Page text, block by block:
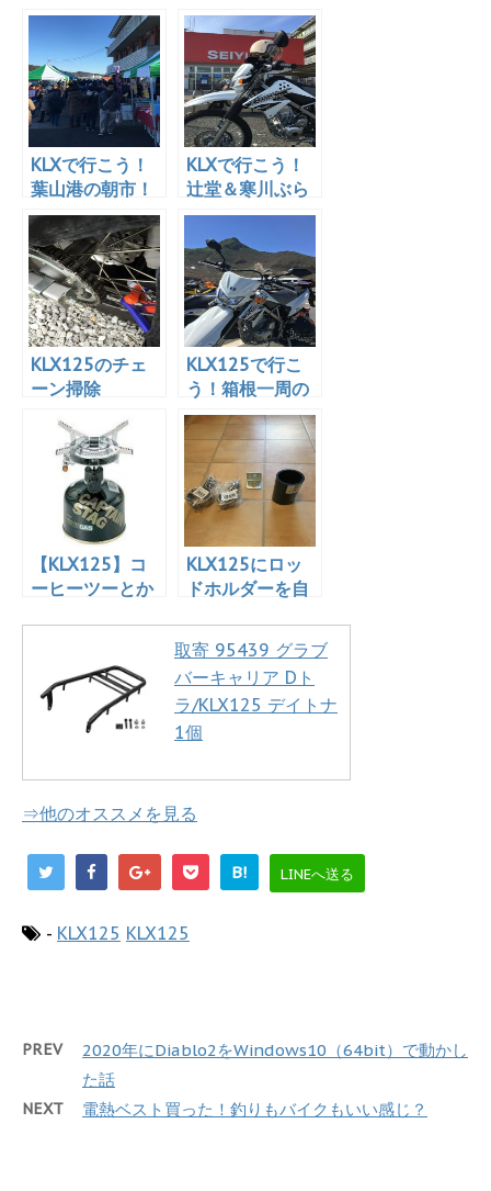
LED「StreetCat
」にポン付け変
更！まるでカラ
コンを入れたよ
うな妖しい目つ
きに！
灯をLED化し
た！明るい！
KLXで行こう！
葉山港の朝市！
KLXで行こう！
辻堂＆寒川ぶら
りプチツー
KLX125のチェ
ーン掃除
KLX125で行こ
う！箱根一周の
旅 その2 箱
根湯本〜大湧谷
で黒たまご？
2017.05.27
【KLX125】コ
ーヒーツーとか
KLX125にロッ
ドホルダーを自
取寄 95439 グラブ
バーキャリア Dト
ラ/KLX125 デイトナ
1個
⇒他のオススメを見る
B! LINEへ送る
- KLX125 KLX125
PREV
2020年にDiablo2をWindows10（64bit）で動かし
た話
NEXT 電熱ベスト買った！釣りもバイクもいい感じ？